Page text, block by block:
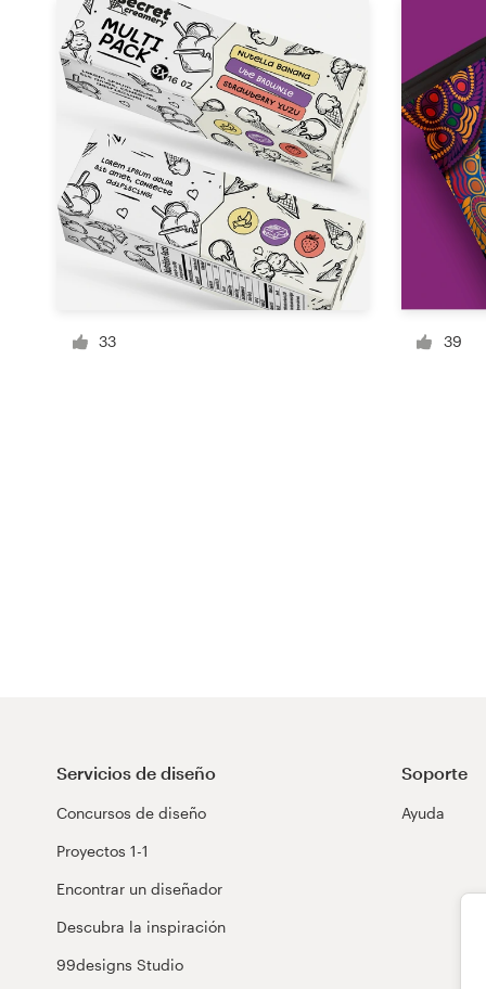
33 39
Servicios de diseño
Concursos de diseño
Proyectos 1-1
Encontrar un diseñador
Descubra la inspiración
99designs Studio
Soporte
Ayuda
Recursos
Hágase diseñador